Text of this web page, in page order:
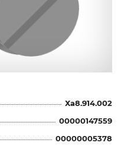
Ха8.914.002
00000147559
00000005378